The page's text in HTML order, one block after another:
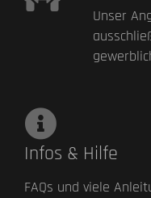
Unser
Infos & Hilfe
FAQs und viele